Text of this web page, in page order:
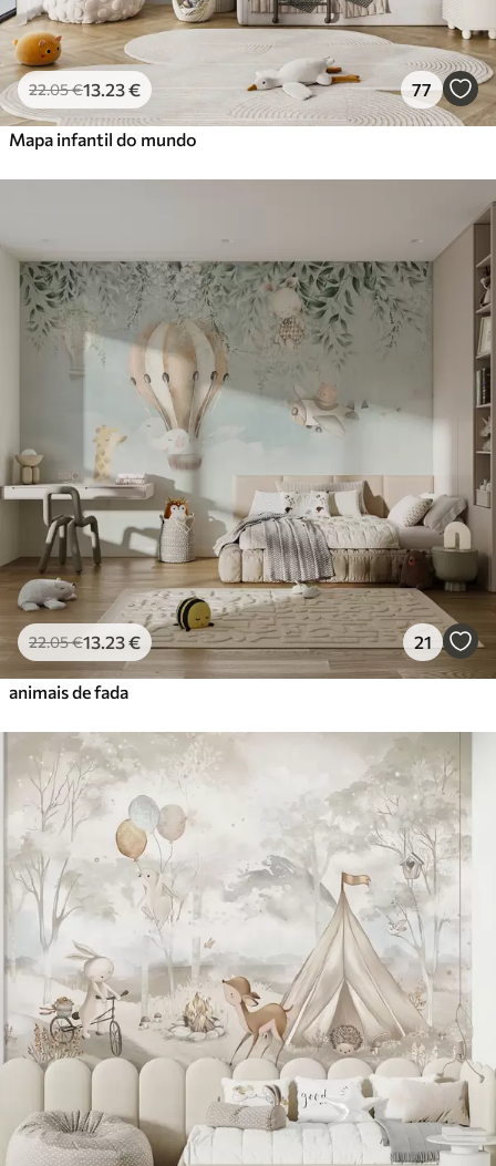
22.05€13 .23€ 77
Mapa infantil do mundo
22.05€13 .23€ 21
animais de fada